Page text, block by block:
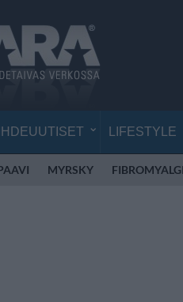
LIFESTYLE
MYRSKY